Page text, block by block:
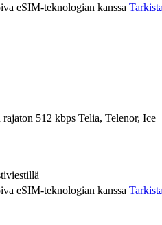
eSIM-teknologian kanssa
512 kbps Telia, Telenor, Ice
eSIM-teknologian kanssa